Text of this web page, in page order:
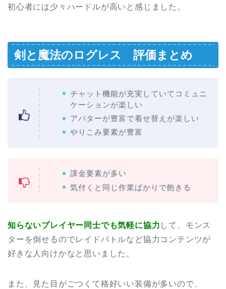
初心者には少々ハードルが高いと感じました。
剣と魔法のログレス 評価まとめ
チャット機能が充実していてコミュニ
ケーションが楽しい
アバターが豊富で着せ替えが楽しい
やりこみ要素が豊富
課金要素が多い
気付くと同じ作業ばかりで飽きる
知らないプレイヤー同士でも気軽に協力 して、モンス
ターを倒せるのでレイドバトルなど協力コンテンツが
好きな人向けかなと思いました。
また、見た目がごつくて格好いい装備が多いので、